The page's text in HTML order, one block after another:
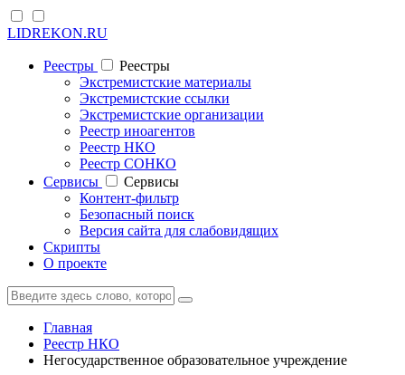
LIDREKON.RU
Реестры
Реестры
Экстремистские материалы
Экстремистские ссылки
Экстремистские организации
Реестр иноагентов
Реестр НКО
Реестр СОНКО
Cервисы
Cервисы
Контент-фильтр
Безопасный поиск
Версия сайта для слабовидящих
Скрипты
О проекте
Главная
Реестр НКО
Негосударственное образовательное учреждение